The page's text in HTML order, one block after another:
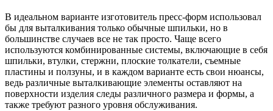
В идеальном варианте изготовитель пресс-форм использовал
бы для выталкивания только обычные шпильки, но в
большинстве случаев все не так просто. Чаще всего
используются комбинированные системы, включающие в себя
шпильки, втулки, стержни, плоские толкатели, съемные
пластины и ползуны, и в каждом варианте есть свои нюансы,
ведь различные выталкивающие элементы оставляют на
поверхности изделия следы различного размера и формы, а
также требуют разного уровня обслуживания.